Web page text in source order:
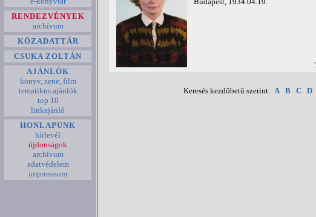
RENDEZVÉNYEK
archívum
KÖZADATTÁR
CSUKA ZOLTÁN
AJÁNLÓK
könyv, zene, film
tematikus ajánlók
top 10
linkajánló
HONLAPUNK
hírlevél
újdonságok
archívum
adatvédelem
impresszum
Keresés kezdőbetű szerint: A B C D